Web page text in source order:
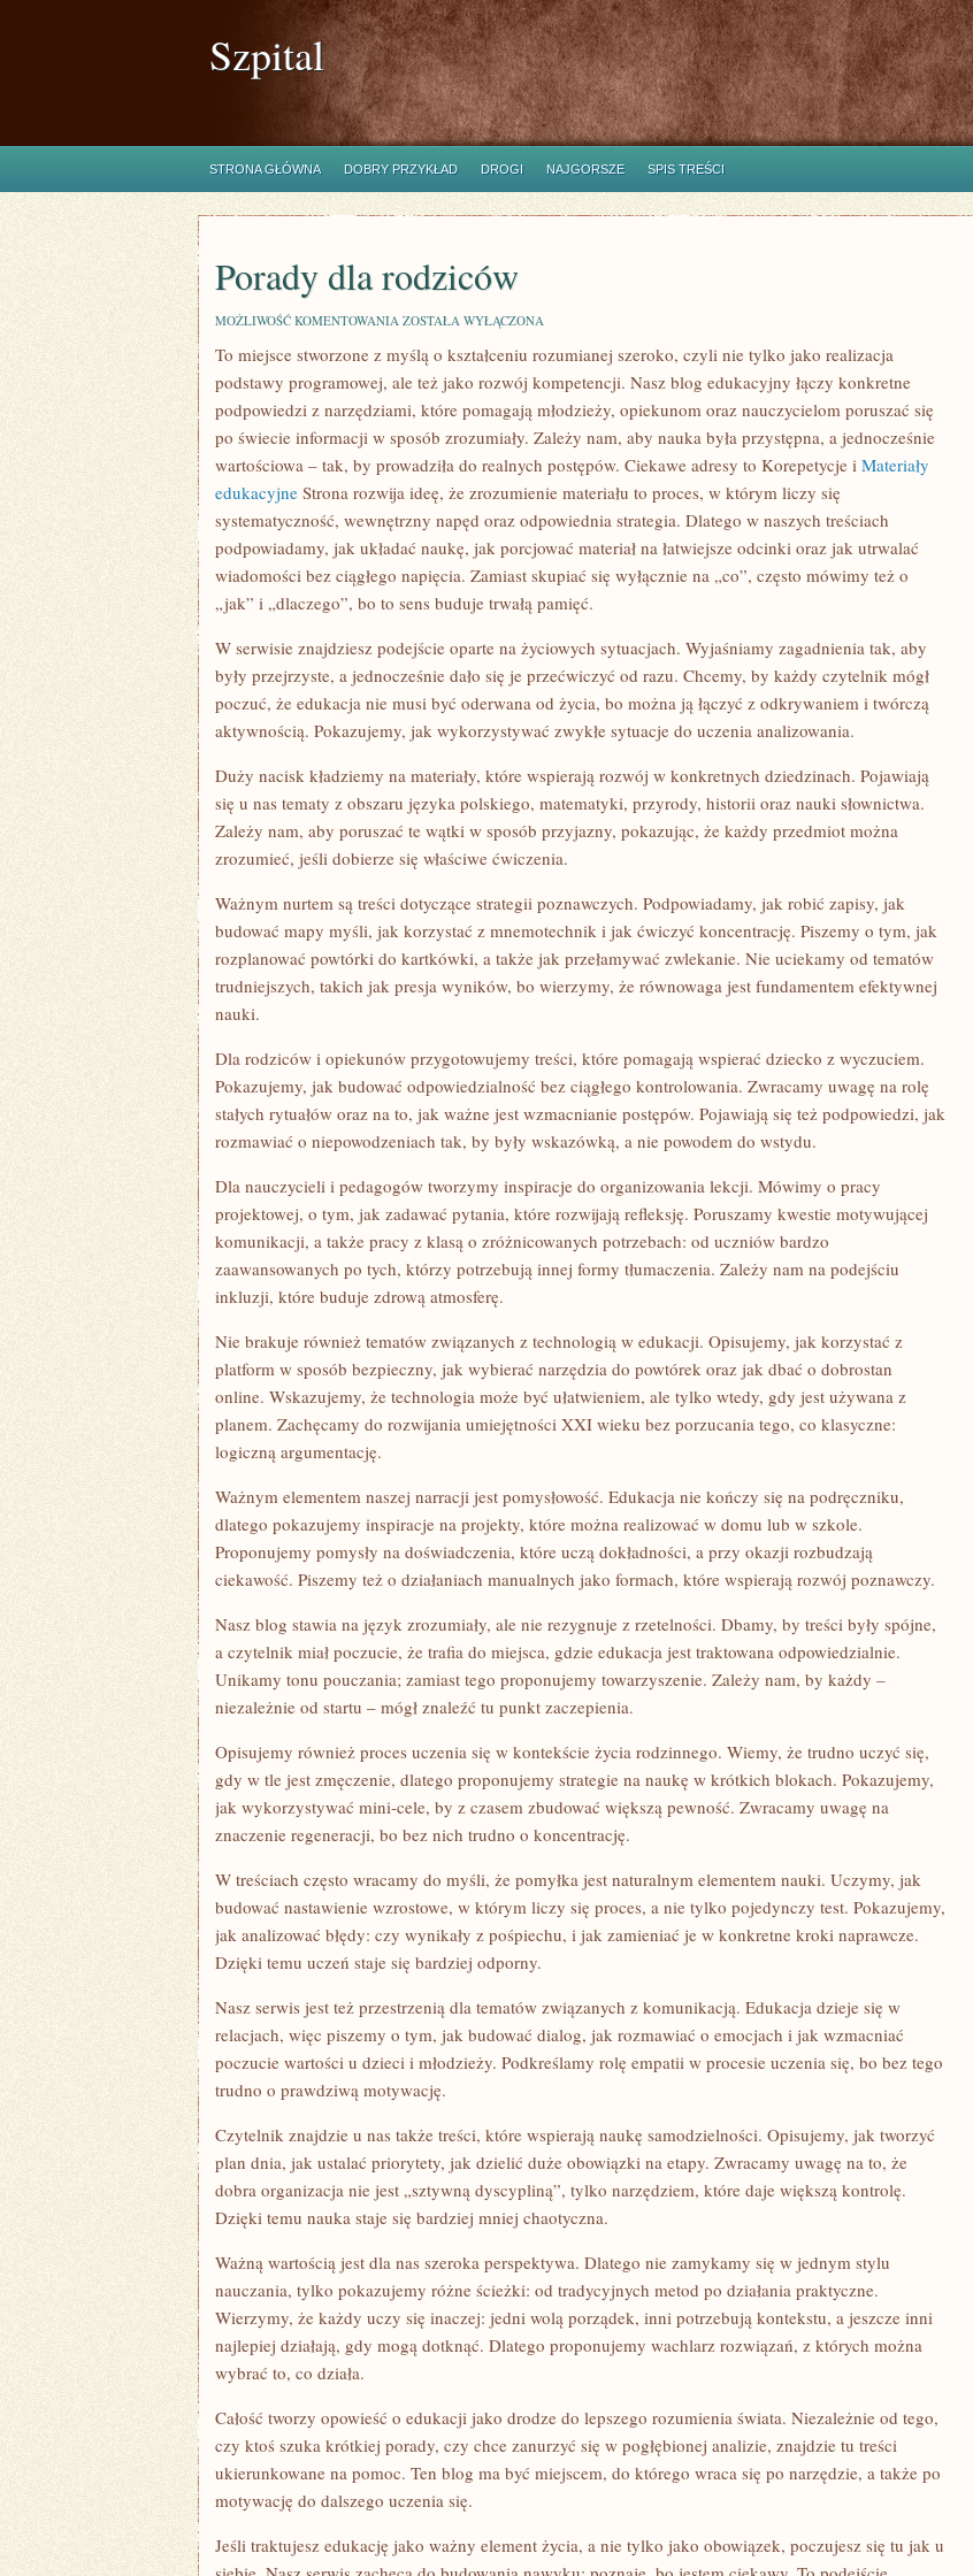
Szpital
STRONA GŁÓWNA DOBRY PRZYKŁAD DROGI NAJGORSZE SPIS TREŚCI
Porady dla rodziców
MOŻLIWOŚĆ KOMENTOWANIA PORADY
RODZICÓW
ZOSTAŁA WYŁĄCZONA
To miejsce stworzone z myślą o kształceniu rozumianej szeroko, czyli nie tylko jako realizacja
podstawy programowej, ale też jako rozwój kompetencji. Nasz blog edukacyjny łączy konkretne
podpowiedzi z narzędziami, które pomagają młodzieży, opiekunom oraz nauczycielom poruszać się
po świecie informacji w sposób zrozumiały. Zależy nam, aby nauka była przystępna, a jednocześnie
wartościowa – tak, by prowadziła do realnych postępów. Ciekawe adresy to Korepetycje i Materiały
edukacyjne Strona rozwija ideę, że zrozumienie materiału to proces, w którym liczy się
systematyczność, wewnętrzny napęd oraz odpowiednia strategia. Dlatego w naszych treściach
podpowiadamy, jak układać naukę, jak porcjować materiał na łatwiejsze odcinki oraz jak utrwalać
wiadomości bez ciągłego napięcia. Zamiast skupiać się wyłącznie na „co”, często mówimy też o
„jak” i „dlaczego”, bo to sens buduje trwałą pamięć.
W serwisie znajdziesz podejście oparte na życiowych sytuacjach. Wyjaśniamy zagadnienia tak, aby
były przejrzyste, a jednocześnie dało się je przećwiczyć od razu. Chcemy, by każdy czytelnik mógł
poczuć, że edukacja nie musi być oderwana od życia, bo można ją łączyć z odkrywaniem i twórczą
aktywnością. Pokazujemy, jak wykorzystywać zwykłe sytuacje do uczenia analizowania.
Duży nacisk kładziemy na materiały, które wspierają rozwój w konkretnych dziedzinach. Pojawiają
się u nas tematy z obszaru języka polskiego, matematyki, przyrody, historii oraz nauki słownictwa.
Zależy nam, aby poruszać te wątki w sposób przyjazny, pokazując, że każdy przedmiot można
zrozumieć, jeśli dobierze się właściwe ćwiczenia.
Ważnym nurtem są treści dotyczące strategii poznawczych. Podpowiadamy, jak robić zapisy, jak
budować mapy myśli, jak korzystać z mnemotechnik i jak ćwiczyć koncentrację. Piszemy o tym, jak
rozplanować powtórki do kartkówki, a także jak przełamywać zwlekanie. Nie uciekamy od tematów
trudniejszych, takich jak presja wyników, bo wierzymy, że równowaga jest fundamentem efektywnej
nauki.
Dla rodziców i opiekunów przygotowujemy treści, które pomagają wspierać dziecko z wyczuciem.
Pokazujemy, jak budować odpowiedzialność bez ciągłego kontrolowania. Zwracamy uwagę na rolę
stałych rytuałów oraz na to, jak ważne jest wzmacnianie postępów. Pojawiają się też podpowiedzi, jak
rozmawiać o niepowodzeniach tak, by były wskazówką, a nie powodem do wstydu.
Dla nauczycieli i pedagogów tworzymy inspiracje do organizowania lekcji. Mówimy o pracy
projektowej, o tym, jak zadawać pytania, które rozwijają refleksję. Poruszamy kwestie motywującej
komunikacji, a także pracy z klasą o zróżnicowanych potrzebach: od uczniów bardzo
zaawansowanych po tych, którzy potrzebują innej formy tłumaczenia. Zależy nam na podejściu
inkluzji, które buduje zdrową atmosferę.
Nie brakuje również tematów związanych z technologią w edukacji. Opisujemy, jak korzystać z
platform w sposób bezpieczny, jak wybierać narzędzia do powtórek oraz jak dbać o dobrostan
online. Wskazujemy, że technologia może być ułatwieniem, ale tylko wtedy, gdy jest używana z
planem. Zachęcamy do rozwijania umiejętności XXI wieku bez porzucania tego, co klasyczne:
logiczną argumentację.
Ważnym elementem naszej narracji jest pomysłowość. Edukacja nie kończy się na podręczniku,
dlatego pokazujemy inspiracje na projekty, które można realizować w domu lub w szkole.
Proponujemy pomysły na doświadczenia, które uczą dokładności, a przy okazji rozbudzają
ciekawość. Piszemy też o działaniach manualnych jako formach, które wspierają rozwój poznawczy.
Nasz blog stawia na język zrozumiały, ale nie rezygnuje z rzetelności. Dbamy, by treści były spójne,
a czytelnik miał poczucie, że trafia do miejsca, gdzie edukacja jest traktowana odpowiedzialnie.
Unikamy tonu pouczania; zamiast tego proponujemy towarzyszenie. Zależy nam, by każdy –
niezależnie od startu – mógł znaleźć tu punkt zaczepienia.
Opisujemy również proces uczenia się w kontekście życia rodzinnego. Wiemy, że trudno uczyć się,
gdy w tle jest zmęczenie, dlatego proponujemy strategie na naukę w krótkich blokach. Pokazujemy,
jak wykorzystywać mini-cele, by z czasem zbudować większą pewność. Zwracamy uwagę na
znaczenie regeneracji, bo bez nich trudno o koncentrację.
W treściach często wracamy do myśli, że pomyłka jest naturalnym elementem nauki. Uczymy, jak
budować nastawienie wzrostowe, w którym liczy się proces, a nie tylko pojedynczy test. Pokazujemy,
jak analizować błędy: czy wynikały z pośpiechu, i jak zamieniać je w konkretne kroki naprawcze.
Dzięki temu uczeń staje się bardziej odporny.
Nasz serwis jest też przestrzenią dla tematów związanych z komunikacją. Edukacja dzieje się w
relacjach, więc piszemy o tym, jak budować dialog, jak rozmawiać o emocjach i jak wzmacniać
poczucie wartości u dzieci i młodzieży. Podkreślamy rolę empatii w procesie uczenia się, bo bez tego
trudno o prawdziwą motywację.
Czytelnik znajdzie u nas także treści, które wspierają naukę samodzielności. Opisujemy, jak tworzyć
plan dnia, jak ustalać priorytety, jak dzielić duże obowiązki na etapy. Zwracamy uwagę na to, że
dobra organizacja nie jest „sztywną dyscypliną”, tylko narzędziem, które daje większą kontrolę.
Dzięki temu nauka staje się bardziej mniej chaotyczna.
Ważną wartością jest dla nas szeroka perspektywa. Dlatego nie zamykamy się w jednym stylu
nauczania, tylko pokazujemy różne ścieżki: od tradycyjnych metod po działania praktyczne.
Wierzymy, że każdy uczy się inaczej: jedni wolą porządek, inni potrzebują kontekstu, a jeszcze inni
najlepiej działają, gdy mogą dotknąć. Dlatego proponujemy wachlarz rozwiązań, z których można
wybrać to, co działa.
Całość tworzy opowieść o edukacji jako drodze do lepszego rozumienia świata. Niezależnie od tego,
czy ktoś szuka krótkiej porady, czy chce zanurzyć się w pogłębionej analizie, znajdzie tu treści
ukierunkowane na pomoc. Ten blog ma być miejscem, do którego wraca się po narzędzie, a także po
motywację do dalszego uczenia się.
Jeśli traktujesz edukację jako ważny element życia, a nie tylko jako obowiązek, poczujesz się tu jak u